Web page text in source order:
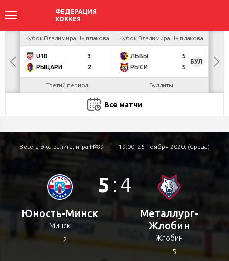
Кубок Владимира Цыплакова
U18
3
РЫЦАРИ
2
Третий период
Кубок Владимира Цыплакова
ЛЬВЫ
5
РЫСИ
5
БУЛ
Буллиты
Все матчи
Betera-Экстралига, игра №89 | 19:00, 25 ноября 2020, (Среда)
Юность-Минск
Минск
2
5 : 4
Металлург-
Жлобин
Жлобин
5